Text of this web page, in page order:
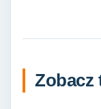
Zobacz